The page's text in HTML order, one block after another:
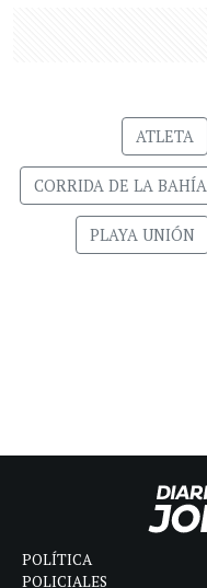
ATLETA
CORRIDA DE LA BAHÍA
PLAYA UNIÓN
POLÍTICA
POLICIALES